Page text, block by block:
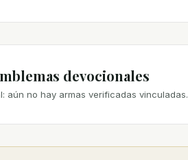
devocionales
aún no hay armas verificadas vinculadas.